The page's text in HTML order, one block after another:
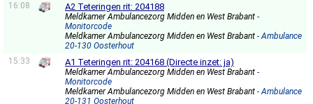
16:08 A2 Teteringen rit: 204188
Meldkamer Ambulancezorg Midden en West Brabant -
Monitorcode
Meldkamer Ambulancezorg Midden en West Brabant - Ambulance
20-130 Oosterhout
15:33
A1 Teteringen rit: 204168 (Directe inzet: ja)
Meldkamer Ambulancezorg Midden en West Brabant -
Monitorcode
Meldkamer Ambulancezorg Midden en West Brabant - Ambulance
20-131 Oosterhout